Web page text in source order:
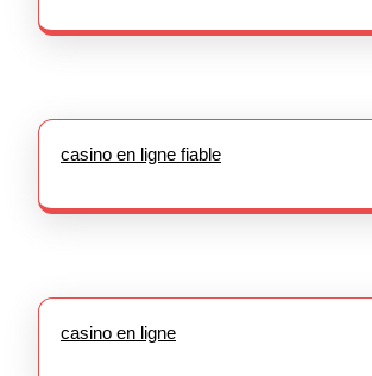
casino en ligne fiable
casino en ligne